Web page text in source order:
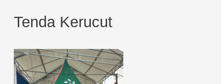
Tenda Kerucut